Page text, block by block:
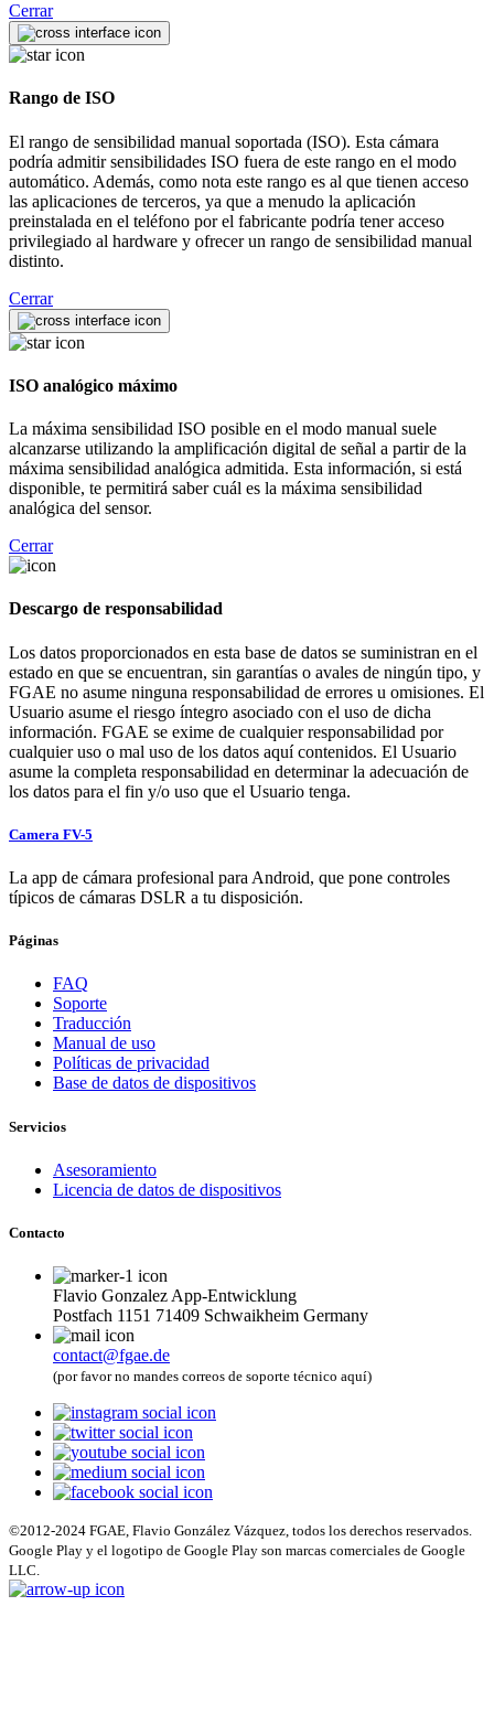
Cerrar
Rango de ISO
El rango de sensibilidad manual soportada (ISO). Esta cámara
podría admitir sensibilidades ISO fuera de este rango en el modo
automático. Además, como nota este rango es al que tienen acceso
las aplicaciones de terceros, ya que a menudo la aplicación
preinstalada en el teléfono por el fabricante podría tener acceso
privilegiado al hardware y ofrecer un rango de sensibilidad manual
distinto.
Cerrar
ISO analógico máximo
La máxima sensibilidad ISO posible en el modo manual suele
alcanzarse utilizando la amplificación digital de señal a partir de la
máxima sensibilidad analógica admitida. Esta información, si está
disponible, te permitirá saber cuál es la máxima sensibilidad
analógica del sensor.
Cerrar
Descargo de responsabilidad
Los datos proporcionados en esta base de datos se suministran en el
estado en que se encuentran, sin garantías o avales de ningún tipo, y
FGAE no asume ninguna responsabilidad de errores u omisiones. El
Usuario asume el riesgo íntegro asociado con el uso de dicha
información. FGAE se exime de cualquier responsabilidad por
cualquier uso o mal uso de los datos aquí contenidos. El Usuario
asume la completa responsabilidad en determinar la adecuación de
los datos para el fin y/o uso que el Usuario tenga.
Camera FV-5
La app de cámara profesional para Android, que pone controles
típicos de cámaras DSLR a tu disposición.
Páginas
FAQ
Soporte
Traducción
Manual de uso
Políticas de privacidad
Base de datos de dispositivos
Servicios
Asesoramiento
Licencia de datos de dispositivos
Contacto
Flavio Gonzalez App-Entwicklung
Postfach 1151 71409 Schwaikheim Germany
contact@fgae.de
(por favor no mandes correos de soporte técnico aquí)
©2012-2024 FGAE, Flavio González Vázquez, todos los derechos reservados.
Google Play y el logotipo de Google Play son marcas comerciales de Google
LLC.